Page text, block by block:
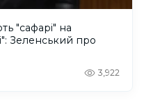
"сафарі" на
Зеленський про
3,922